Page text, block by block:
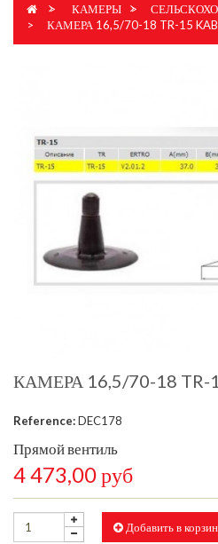
> КАМЕРЫ >
>
КАМЕРА 16,5/70-18 TR-15
КАМЕРА 16,5/70-18 TR-
Reference:DEC178
Прямой вентиль
4 473,00 руб
Добавить в